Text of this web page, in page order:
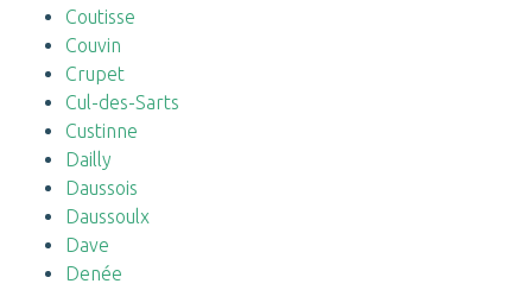
Coutisse
Couvin
Crupet
Cul-des-Sarts
Custinne
Dailly
Daussois
Daussoulx
Dave
Denée